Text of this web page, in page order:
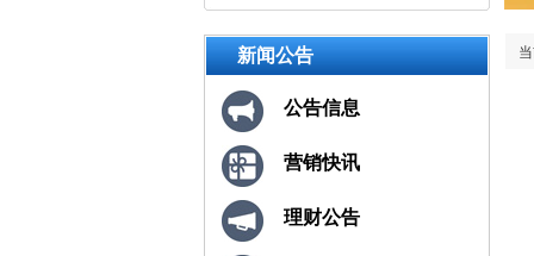
新闻公告
公告信息
营销快讯
理财公告